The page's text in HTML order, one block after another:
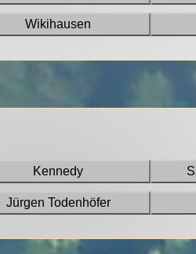
Wikihausen
Kennedy
Jürgen Todenhöfer